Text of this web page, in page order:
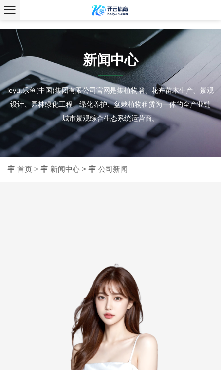
、
新闻中心
leyu.乐鱼(中国)集团有限公司官网是集植物墙、花卉苗木生产、景观
设计、园林绿化工程、绿化养护、盆栽植物租赁为一体的全产业链
城市景观综合生态系统运营商。
首页 > 新闻中心 > 公司新闻